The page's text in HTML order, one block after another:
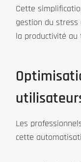
Cette
gestion du
la productivité au
Les
cette